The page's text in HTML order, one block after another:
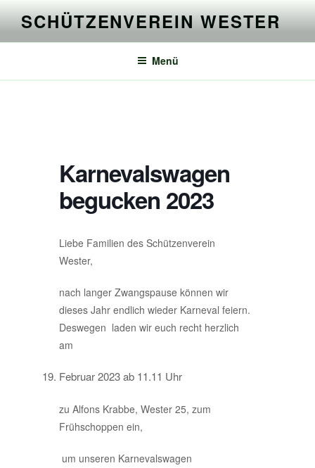
Inhalt
springen
SCHÜTZENVEREIN WESTER
Menü
Karnevalswagen
begucken 2023
Liebe Familien des Schützenverein
Wester,
nach langer Zwangspause können wir
dieses Jahr endlich wieder Karneval feiern.
Deswegen laden wir euch recht herzlich
am
Februar 2023 ab 11.11 Uhr
zu Alfons Krabbe, Wester 25, zum
Frühschoppen ein,
um unseren Karnevalswagen